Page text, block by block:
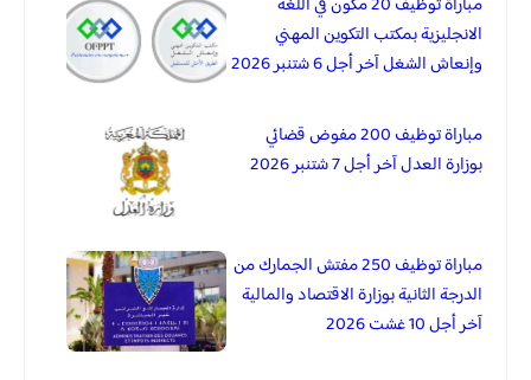
الانجليزية بمكتب التكوين المهني
وإنعاش الشغل آخر أجل 6 شتنبر 2026
مباراة توظيف 200 مفوض قضائي
بوزارة العدل آخر أجل 7 شتنبر 2026
مباراة توظيف 250 مفتش الجمارك من
الدرجة الثانية بوزارة الاقتصاد والمالية
آخر أجل 10 غشت 2026